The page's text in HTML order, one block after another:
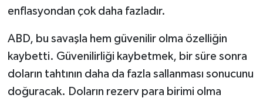
enflasyondan çok daha fazladır.
ABD, bu savaşla hem güvenilir olma özelliğin
kaybetti. Güvenilirliği kaybetmek, bir süre sonra
doların tahtının daha da fazla sallanması sonucunu
doğuracak. Doların rezerv para birimi olma